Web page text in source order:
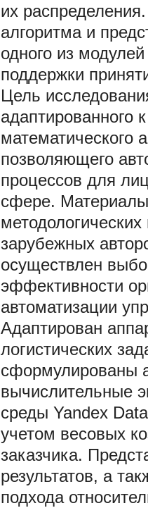
их
алгоритма и
одного из
поддержки
Цель
адаптированного
математического
позволяющего
процессов для
сфере.
зарубежных
осуществлен
эффективности
автоматизации
Адаптирован
логистических
сформулированы
вычислительные
среды Yandex
учетом весовых
заказчика.
результатов, а
подхода